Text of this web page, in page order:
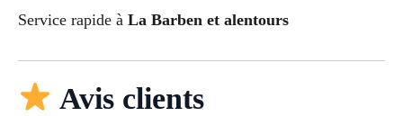
Service rapide à La Barben et alentours
Avis clients